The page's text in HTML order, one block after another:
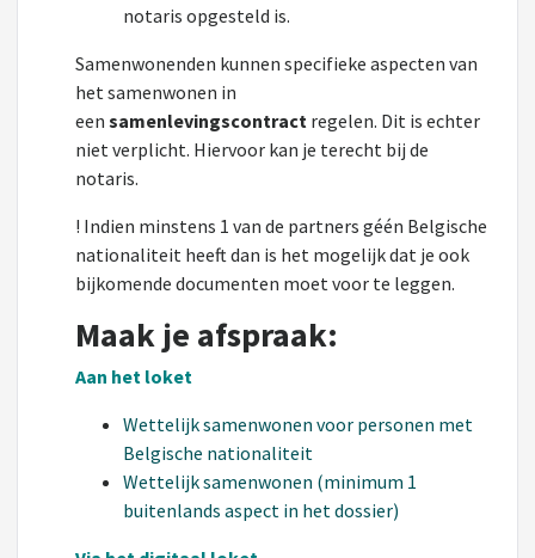
notaris opgesteld is.
Samenwonenden kunnen specifieke aspecten van
het samenwonen in
een samenlevingscontract regelen. Dit is echter
niet verplicht. Hiervoor kan je terecht bij de
notaris.
! Indien minstens 1 van de partners géén Belgische
nationaliteit heeft dan is het mogelijk dat je ook
bijkomende documenten moet voor te leggen.
Maak je afspraak:
Aan het loket
Wettelijk samenwonen voor personen met
Belgische nationaliteit
Wettelijk samenwonen (minimum 1
buitenlands aspect in het dossier)